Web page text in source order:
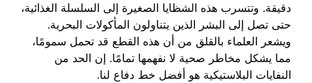
دقيقة. وتتسرب هذه الشظايا الصغيرة إلى السلسلة الغذائية،
حتى تصل إلى البشر الذين يتناولون المأكولات البحرية.
ويشعر العلماء بالقلق من أن هذه القطع قد تحمل سمومًا،
مما يشكل مخاطر صحية لا نفهمها تمامًا. إن الحد من
النفايات البلاستيكية هو أفضل خط دفاع لنا.